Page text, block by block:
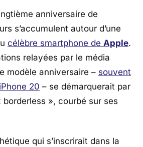
anniversaire de
s’accumulent autour d’une
célèbre smartphone de Apple.
relayées par le média
modèle anniversaire – souvent
20 – se démarquerait par
», courbé sur ses
qui s’inscrirait dans la